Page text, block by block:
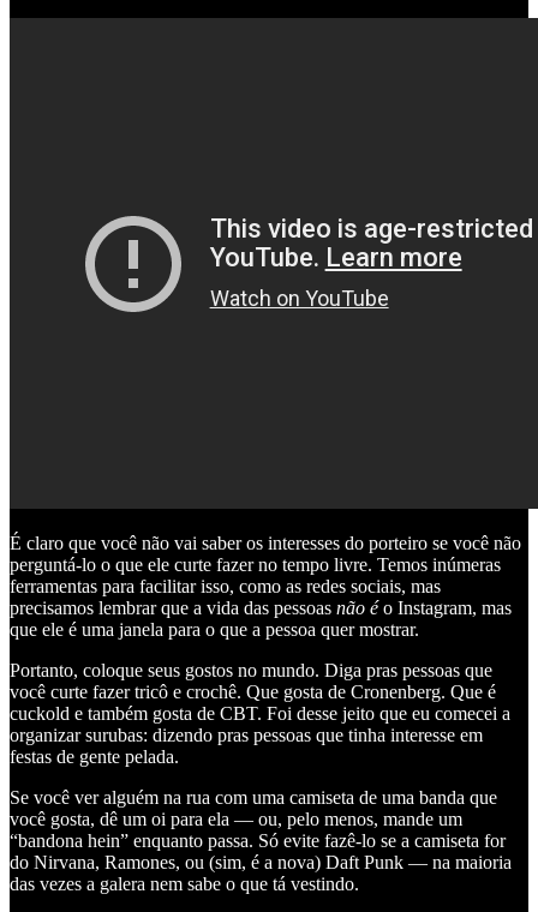
É claro que você não vai saber os interesses do porteiro se você não
perguntá-lo o que ele curte fazer no tempo livre. Temos inúmeras
ferramentas para facilitar isso, como as redes sociais, mas
precisamos lembrar que a vida das pessoas não éo Instagram, mas
que ele é uma janela para o que a pessoa quer mostrar.
Portanto, coloque seus gostos no mundo. Diga pras pessoas que
você curte fazer tricô e crochê. Que gosta de Cronenberg. Que é
cuckold e também gosta de CBT. Foi desse jeito que eu comecei a
organizar surubas: dizendo pras pessoas que tinha interesse em
festas de gente pelada.
Se você ver alguém na rua com uma camiseta de uma banda que
você gosta, dê um oi para ela — ou, pelo menos, mande um
“bandona hein” enquanto passa. Só evite fazê-lo se a camiseta for
do Nirvana, Ramones, ou (sim, é a nova) Daft Punk — na maioria
das vezes a galera nem sabe o que tá vestindo.